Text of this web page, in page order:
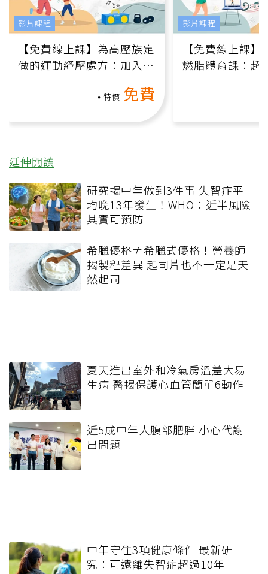
【免費線上課】為高壓族定
做的運動紓壓處方：加入行
特價 免費
影片課程
【免費線上課
燃脂體育課：超
影片課程
延伸閱讀
研究揭中年做到3件事 失智症平
均晚13年發生！WHO：近半風險
其實可預防
希臘優格≠希臘式優格！營養師
揭製程差異 起司片也不一定是天
然起司
夏天進出室外和冷氣房溫差大易
生病 醫揭保護心血管簡單6動作
近5成中年人腹部肥胖 小心代謝
出問題
中年守住3項健康條件 最新研
究：可遠離失智症超過10年